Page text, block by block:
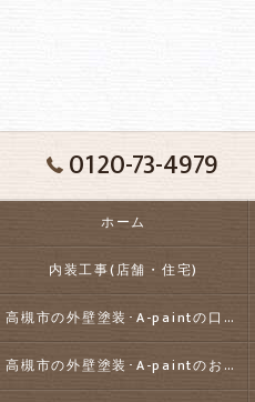
0120-73-4979
ホーム
内装工事(店舗・住宅)
高槻市の外壁塗装･A-paintの口コミ情報
高槻市の外壁塗装･A-paintのお客様の声